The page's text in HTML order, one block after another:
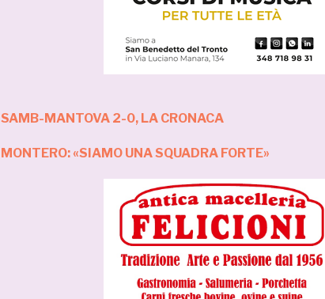
SAMB-MANTOVA 2-0, LA CRONACA
MONTERO: «SIAMO UNA SQUADRA FORTE»